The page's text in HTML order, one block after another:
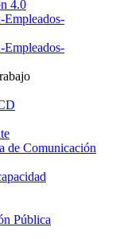
4.0
Empleados-
Empleados-
de Comunicación
Pública